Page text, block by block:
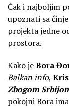
Čak i najboljim
upoznati sa
projekta jedne
prostora.
Kako jeBora
Balkan info,
Zbogom
pokojni Bora